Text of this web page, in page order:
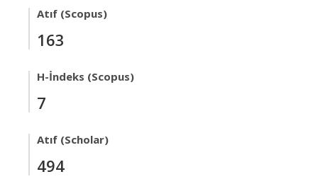
Atıf (Scopus)
163
H-İndeks (Scopus)
7
Atıf (Scholar)
494